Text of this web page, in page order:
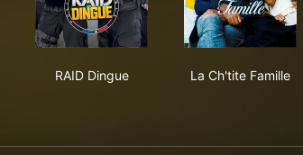
RAID Dingue
La Ch'tite Famille